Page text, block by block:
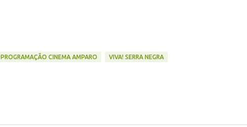
PROGRAMAÇÃO CINEMA AMPARO VIVA! SERRA NEGRA